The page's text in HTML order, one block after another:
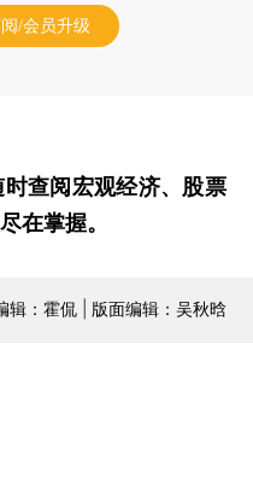
/会员升级
时查阅宏观经济、股票
在掌握。
辑：霍侃 | 版面编辑：吴秋晗